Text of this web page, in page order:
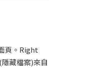
頁。Right
藏檔案)來自